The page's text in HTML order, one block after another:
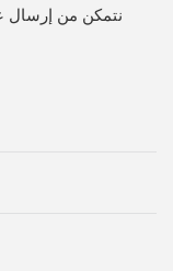
نتمكن من